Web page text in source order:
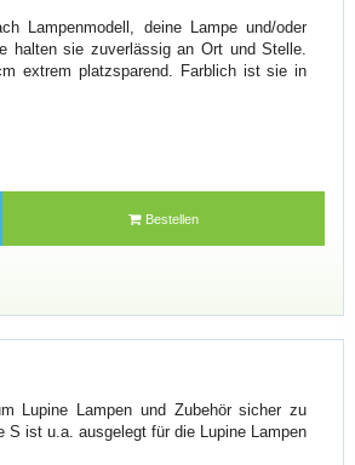
Lampenmodell, deine Lampe und/oder
halten sie zuverlässig an Ort und Stelle.
extrem platzsparend. Farblich ist sie in
Bestellen
Lupine Lampen und Zubehör sicher zu
ist u.a. ausgelegt für die Lupine Lampen